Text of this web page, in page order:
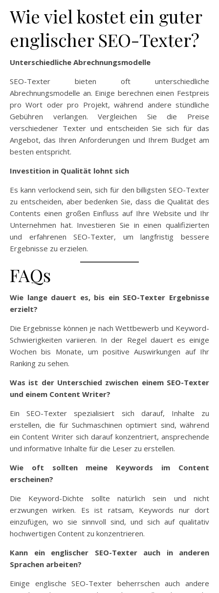
Wie viel kostet ein guter
englischer SEO-Texter?
Unterschiedliche Abrechnungsmodelle
SEO-Texter bieten oft unterschiedliche
Abrechnungsmodelle an. Einige berechnen einen Festpreis
pro Wort oder pro Projekt, während andere stündliche
Gebühren verlangen. Vergleichen Sie die Preise
verschiedener Texter und entscheiden Sie sich für das
Angebot, das Ihren Anforderungen und Ihrem Budget am
besten entspricht.
Investition in Qualität lohnt sich
Es kann verlockend sein, sich für den billigsten SEO-Texter
zu entscheiden, aber bedenken Sie, dass die Qualität des
Contents einen großen Einfluss auf Ihre Website und Ihr
Unternehmen hat. Investieren Sie in einen qualifizierten
und erfahrenen SEO-Texter, um langfristig bessere
Ergebnisse zu erzielen.
FAQs
Wie lange dauert es, bis ein SEO-Texter Ergebnisse
erzielt?
Die Ergebnisse können je nach Wettbewerb und Keyword-
Schwierigkeiten variieren. In der Regel dauert es einige
Wochen bis Monate, um positive Auswirkungen auf Ihr
Ranking zu sehen.
Was ist der Unterschied zwischen einem SEO-Texter
und einem Content Writer?
Ein SEO-Texter spezialisiert sich darauf, Inhalte zu
erstellen, die für Suchmaschinen optimiert sind, während
ein Content Writer sich darauf konzentriert, ansprechende
und informative Inhalte für die Leser zu erstellen.
Wie oft sollten meine Keywords im Content
erscheinen?
Die Keyword-Dichte sollte natürlich sein und nicht
erzwungen wirken. Es ist ratsam, Keywords nur dort
einzufügen, wo sie sinnvoll sind, und sich auf qualitativ
hochwertigen Content zu konzentrieren.
Kann ein englischer SEO-Texter auch in anderen
Sprachen arbeiten?
Einige englische SEO-Texter beherrschen auch andere